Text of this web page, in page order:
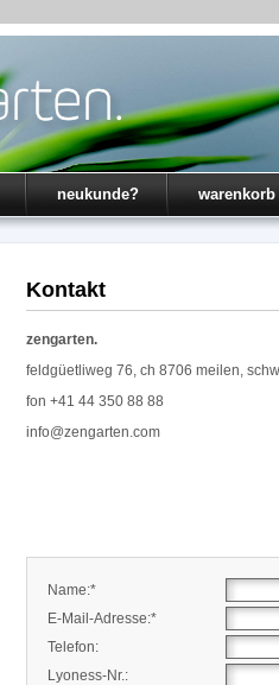
neukunde? warenkorb
Kontakt
zengarten.
feldgüetliweg 76, ch 8706 meilen,
fon +41 44 350 88 88
info@zengarten.com
Name:*
E-Mail-Adresse:*
Telefon:
Lyoness-Nr.: